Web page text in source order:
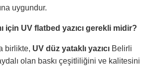
uygundur.
için UV flatbed yazıcı gerekli midir?
birlikte, UV düz yataklı yazıcı Belirli
olan baskı çeşitliliğini ve kalitesini